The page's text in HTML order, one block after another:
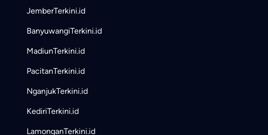
JemberTerkini.id
BanyuwangiTerkini.id
MadiunTerkini.id
PacitanTerkini.id
NganjukTerkini.id
KediriTerkini.id
LamonganTerkini.id